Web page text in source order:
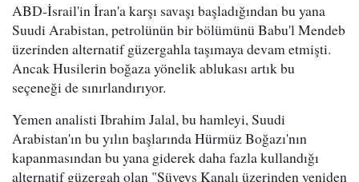
ABD-İsrail'in İran'a karşı savaşı başladığından bu yana
Suudi Arabistan, petrolünün bir bölümünü Babu'l Mendeb
üzerinden alternatif güzergahla taşımaya devam etmişti.
Ancak Husilerin boğaza yönelik ablukası artık bu
seçeneği de sınırlandırıyor.
Yemen analisti Ibrahim Jalal, bu hamleyi, Suudi
Arabistan'ın bu yılın başlarında Hürmüz Boğazı'nın
kapanmasından bu yana giderek daha fazla kullandığı
alternatif güzergah olan "Süveyş Kanalı üzerinden yeniden